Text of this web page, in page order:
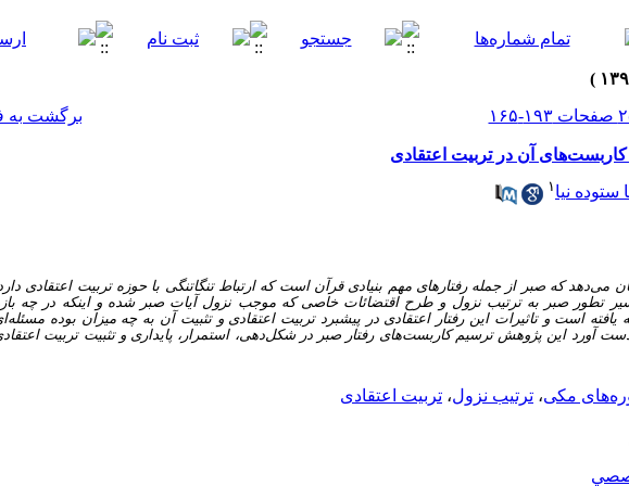
برگشت به
آن در تربیت اعتقادی
نیا ۱
که صبر از جمله رفتارهای مهم بنیادی قرآن است که ارتباط تنگاتنگی با حوزه تربیت اعتقادی
تطور صبر به ترتیب نزول و طرح اقتضائات خاصی که موجب نزول آیات صبر شده و اینکه در چه
است و تاثیرات این رفتار اعتقادی در پیشبرد تربیت اعتقادی و تثبیت آن به چه میزان بوده
آورد این پژوهش ترسیم کاربست‌های رفتار صبر در شکل‌دهی، استمرار، پایداری و تثبیت تربیت
مکی، ترتیب نزول، تربیت اعتقادی